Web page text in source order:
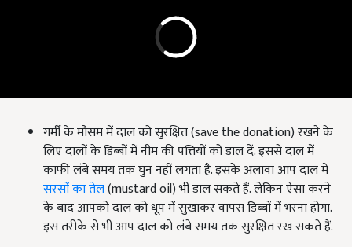
गर्मी के मौसम में दाल को सुरक्षित (save the donation) रखने के
लिए दालों के डिब्बों में नीम की पत्तियों को डाल दें. इससे दाल में
काफी लंबे समय तक घुन नहीं लगता है. इसके अलावा आप दाल में
सरसों का तेल(mustard oil) भी डाल सकते हैं. लेकिन ऐसा करने
के बाद आपको दाल को धूप में सुखाकर वापस डिब्बों में भरना होगा.
इस तरीके से भी आप दाल को लंबे समय तक सुरक्षित रख सकते हैं.